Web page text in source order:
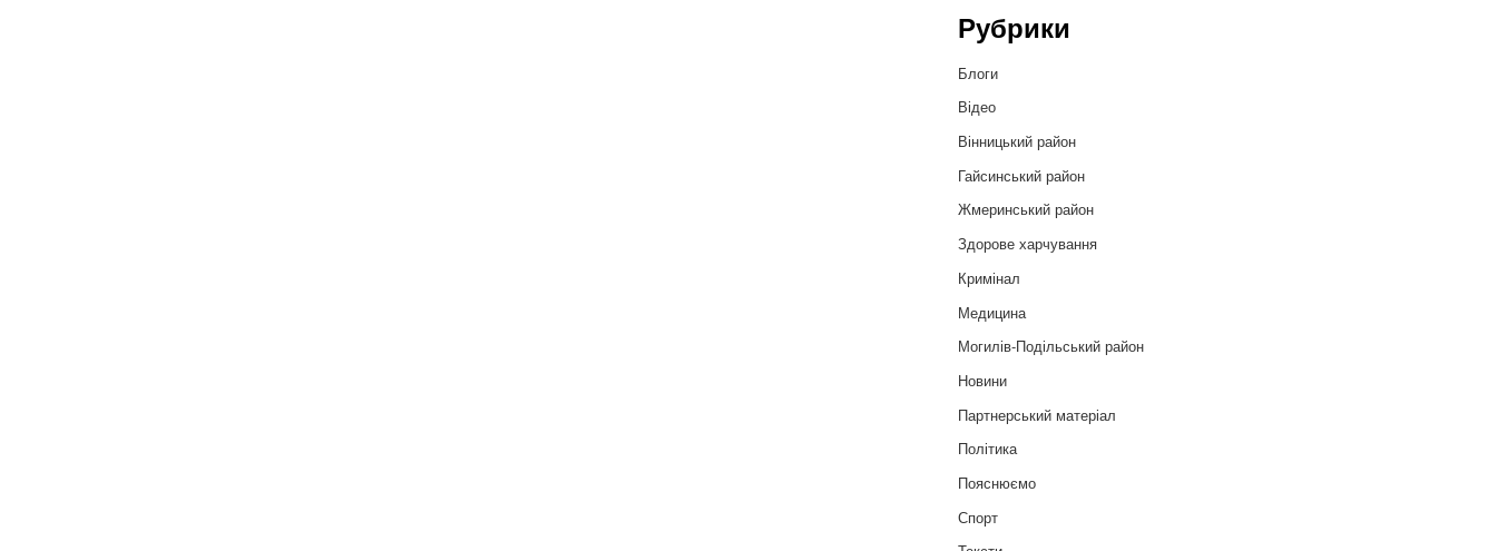
Рубрики
Блоги
Відео
Вінницький район
Гайсинський район
Жмеринський район
Здорове харчування
Кримінал
Медицина
Могилів-Подільський район
Новини
Партнерський матеріал
Політика
Пояснюємо
Спорт